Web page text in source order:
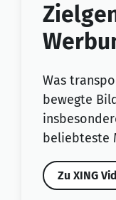
Was
bewegte
beliebteste
Zu XING